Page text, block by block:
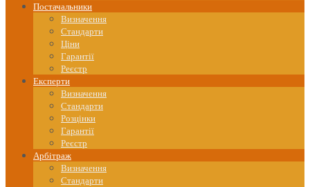
Постачальники
Визначення
Стандарти
Ціни
Гарантії
Реєстр
Експерти
Визначення
Стандарти
Розцінки
Гарантії
Реєстр
Арбітраж
Визначення
Стандарти